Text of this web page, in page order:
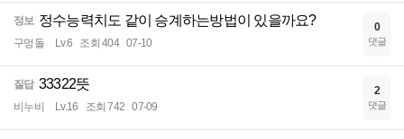
정보 정수능력치도 같이 승계하는방법이 있을까요?
구멍돌 Lv.6 조회 404 07-10
0
댓글
질답 33322뜻
비누비 Lv.16 조회 742 07-09
2
댓글